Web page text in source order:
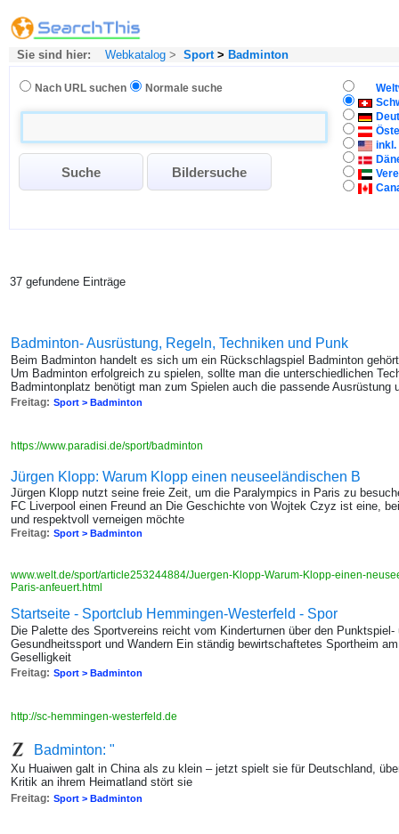
Sie sind hier: Webkatalog > Sport> Badminton
Nach URL suchen Normale suche
inkl.
37 gefundene Einträge
Badminton- Ausrüstung, Regeln, Techniken und Punk
Beim Badminton handelt es sich um ein Rückschlagspiel Badminton
Um Badminton erfolgreich zu spielen, sollte man die unterschiedlichen
Badmintonplatz benötigt man zum Spielen auch die passende Ausrüstung
Freitag: Sport > Badminton
https://www.paradisi.de/sport/badminton
Jürgen Klopp: Warum Klopp einen neuseeländischen B
Jürgen Klopp nutzt seine freie Zeit, um die Paralympics in Paris zu
FC Liverpool einen Freund an Die Geschichte von Wojtek Czyz ist eine,
und respektvoll verneigen möchte
Freitag: Sport > Badminton
www.welt.de/sport/article253244884/Juergen-Klopp-Warum-Klopp-einen-
Paris-anfeuert.html
Startseite - Sportclub Hemmingen-Westerfeld - Spor
Die Palette des Sportvereins reicht vom Kinderturnen über den
Gesundheitssport und Wandern Ein ständig bewirtschaftetes Sportheim
Geselligkeit
Freitag: Sport > Badminton
http://sc-hemmingen-westerfeld.de
Badminton: "
Xu Huaiwen galt in China als zu klein – jetzt spielt sie für Deutschland,
Kritik an ihrem Heimatland stört sie
Freitag: Sport > Badminton